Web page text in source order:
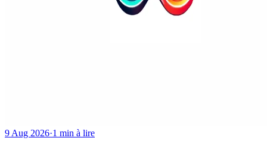
9 Aug 2026·1 min à lire